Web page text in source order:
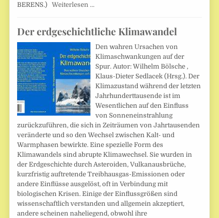
BERENS.)Weiterlesen …
Der erdgeschichtliche Klimawandel
Den wahren Ursachen von
Klimaschwankungen auf der
Spur. Autor: Wilhelm Bölsche ,
Klaus-Dieter Sedlacek (Hrsg.). Der
Klimazustand während der letzten
Jahrhunderttausende ist im
Wesentlichen auf den Einfluss
von Sonneneinstrahlung
zurückzuführen, die sich in Zeiträumen von Jahrtausenden
veränderte und so den Wechsel zwischen Kalt- und
Warmphasen bewirkte. Eine spezielle Form des
Klimawandels sind abrupte Klimawechsel. Sie wurden in
der Erdgeschichte durch Asteroiden, Vulkanausbrüche,
kurzfristig auftretende Treibhausgas-Emissionen oder
andere Einflüsse ausgelöst, oft in Verbindung mit
biologischen Krisen. Einige der Einflussgrößen sind
wissenschaftlich verstanden und allgemein akzeptiert,
andere scheinen naheliegend, obwohl ihre